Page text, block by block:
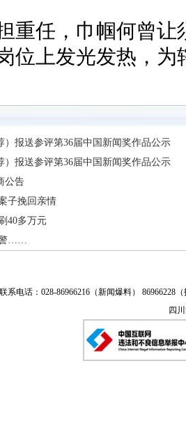
任，巾帼何曾让
位上发光发热，
）报送参评第36届中国新闻奖作品公示
）报送参评第36届中国新闻奖作品公示
公告
子挽回亲情
40多万元
警……
联系电话：028-86966216（新闻爆料） 86966228
四